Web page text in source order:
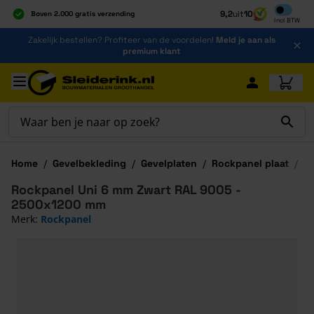
Boven 2.000 gratis verzending
Al 40 jaar dé specialist
Alles onder één dak
9,2uit10
Incl BTW
Inclusief
Ga naar de inhoud
Zakelijk bestellen? Profiteer van de voordelen! Meld je aan als
premium klant
Ga naar hoofdinhoud
Home / Gevelbekleding / Gevelplaten / Rockpanel plaat /
Rockpanel Uni 6 mm Zwart RAL 9005 -
2500x1200 mm
Merk: Rockpanel